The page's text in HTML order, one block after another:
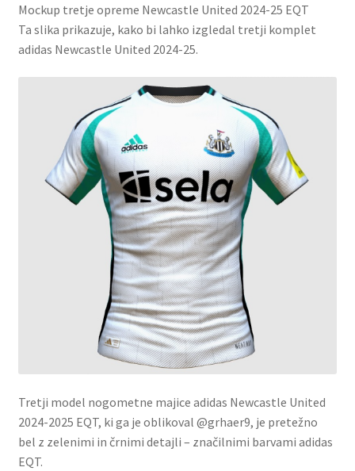
Mockup tretje opreme Newcastle United 2024-25 EQT
Ta slika prikazuje, kako bi lahko izgledal tretji komplet
adidas Newcastle United 2024-25.
Tretji model nogometne majice adidas Newcastle United
2024-2025 EQT, ki ga je oblikoval @grhaer9, je pretežno
bel z zelenimi in črnimi detajli – značilnimi barvami adidas
EQT.